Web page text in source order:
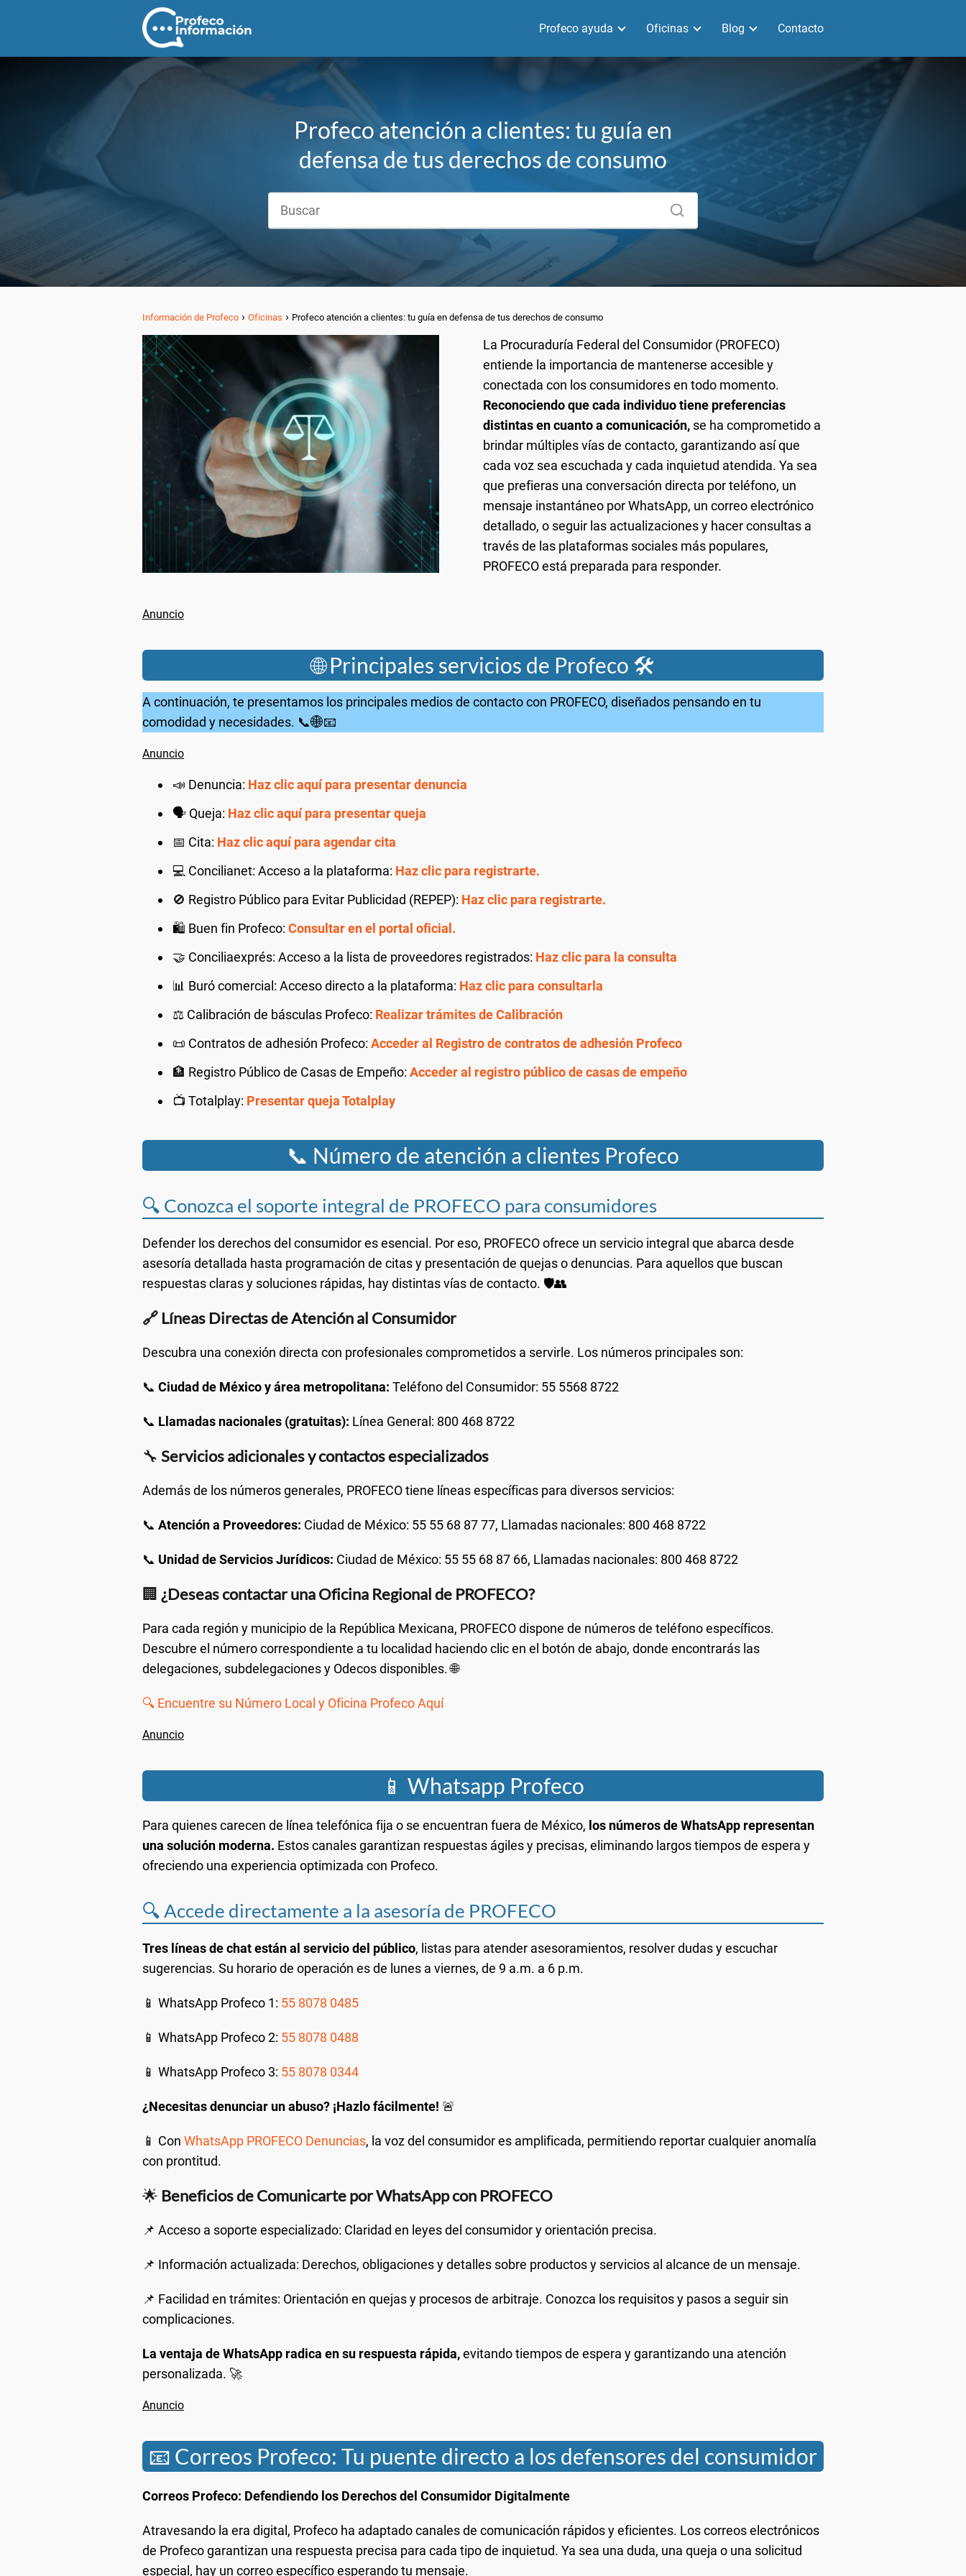
Profeco ayuda Oficinas Blog Contacto
Profeco atención a clientes: tu guía en
defensa de tus derechos de consumo
Información de Profeco Oficinas Profeco atención a clientes: tu guía en defensa de tus derechos de consumo
La Procuraduría Federal del Consumidor (PROFECO)
entiende la importancia de mantenerse accesible y
conectada con los consumidores en todo momento.
Reconociendo que cada individuo tiene preferencias
distintas en cuanto a comunicación, se ha comprometido a
brindar múltiples vías de contacto, garantizando así que
cada voz sea escuchada y cada inquietud atendida. Ya sea
que prefieras una conversación directa por teléfono, un
mensaje instantáneo por WhatsApp, un correo electrónico
detallado, o seguir las actualizaciones y hacer consultas a
través de las plataformas sociales más populares,
PROFECO está preparada para responder.
🌐 Principales servicios de Profeco 🛠️
A continuación, te presentamos los principales medios de contacto con PROFECO, diseñados pensando en tu
comodidad y necesidades. 📞🌐📧
📣 Denuncia: Haz clic aquí para presentar denuncia
🗣️ Queja: Haz clic aquí para presentar queja
📅 Cita: Haz clic aquí para agendar cita
💻 Concilianet: Acceso a la plataforma: Haz clic para registrarte.
🚫 Registro Público para Evitar Publicidad (REPEP): Haz clic para registrarte.
🛍️ Buen fin Profeco: Consultar en el portal oficial.
🤝 Conciliaexprés: Acceso a la lista de proveedores registrados: Haz clic para la consulta
📊 Buró comercial: Acceso directo a la plataforma: Haz clic para consultarla
⚖️ Calibración de básculas Profeco: Realizar trámites de Calibración
📜 Contratos de adhesión Profeco: Acceder al Registro de contratos de adhesión Profeco
🏦 Registro Público de Casas de Empeño: Acceder al registro público de casas de empeño
📺 Totalplay: Presentar queja Totalplay
📞 Número de atención a clientes Profeco
🔍 Conozca el soporte integral de PROFECO para consumidores
Defender los derechos del consumidor es esencial. Por eso, PROFECO ofrece un servicio integral que abarca desde
asesoría detallada hasta programación de citas y presentación de quejas o denuncias. Para aquellos que buscan
respuestas claras y soluciones rápidas, hay distintas vías de contacto. 🛡️👥
🔗 Líneas Directas de Atención al Consumidor
Descubra una conexión directa con profesionales comprometidos a servirle. Los números principales son:
📞 Ciudad de México y área metropolitana: Teléfono del Consumidor: 55 5568 8722
📞 Llamadas nacionales (gratuitas): Línea General: 800 468 8722
🔧 Servicios adicionales y contactos especializados
Además de los números generales, PROFECO tiene líneas específicas para diversos servicios:
📞 Atención a Proveedores: Ciudad de México: 55 55 68 87 77, Llamadas nacionales: 800 468 8722
📞 Unidad de Servicios Jurídicos: Ciudad de México: 55 55 68 87 66, Llamadas nacionales: 800 468 8722
🏢 ¿Deseas contactar una Oficina Regional de PROFECO?
Para cada región y municipio de la República Mexicana, PROFECO dispone de números de teléfono específicos.
Descubre el número correspondiente a tu localidad haciendo clic en el botón de abajo, donde encontrarás las
delegaciones, subdelegaciones y Odecos disponibles. 🌐
🔍 Encuentre su Número Local y Oficina Profeco Aquí
📱 Whatsapp Profeco
Para quienes carecen de línea telefónica fija o se encuentran fuera de México, los números de WhatsApp representan
una solución moderna. Estos canales garantizan respuestas ágiles y precisas, eliminando largos tiempos de espera y
ofreciendo una experiencia optimizada con Profeco.
🔍 Accede directamente a la asesoría de PROFECO
Tres líneas de chat están al servicio del público, listas para atender asesoramientos, resolver dudas y escuchar
sugerencias. Su horario de operación es de lunes a viernes, de 9 a.m. a 6 p.m.
📱 WhatsApp Profeco 1: 55 8078 0485
📱 WhatsApp Profeco 2: 55 8078 0488
📱 WhatsApp Profeco 3: 55 8078 0344
¿Necesitas denunciar un abuso? ¡Hazlo fácilmente! 🚨
📱 Con WhatsApp PROFECO Denuncias, la voz del consumidor es amplificada, permitiendo reportar cualquier anomalía
con prontitud.
🌟 Beneficios de Comunicarte por WhatsApp con PROFECO
📌 Acceso a soporte especializado: Claridad en leyes del consumidor y orientación precisa.
📌 Información actualizada: Derechos, obligaciones y detalles sobre productos y servicios al alcance de un mensaje.
📌 Facilidad en trámites: Orientación en quejas y procesos de arbitraje. Conozca los requisitos y pasos a seguir sin
complicaciones.
La ventaja de WhatsApp radica en su respuesta rápida,evitando tiempos de espera y garantizando una atención
personalizada. 🚀
📧 Correos Profeco: Tu puente directo a los defensores del consumidor
Correos Profeco: Defendiendo los Derechos del Consumidor Digitalmente
Atravesando la era digital, Profeco ha adaptado canales de comunicación rápidos y eficientes. Los correos electrónicos
de Profeco garantizan una respuesta precisa para cada tipo de inquietud. Ya sea una duda, una queja o una solicitud
especial, hay un correo específico esperando tu mensaje.